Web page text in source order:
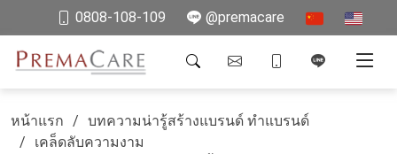
0808-108-109 @premacare
หน้าแรก
บทความน่ารู้สร้างแบรนด์ ทำแบรนด์
เคล็ดลับความงาม